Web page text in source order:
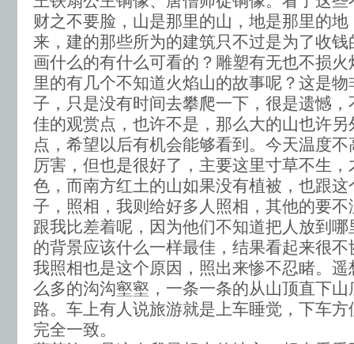
财之不要脸，山是那里的山，地是那里的
来，建的那些所为的建筑只不过是为了收
画什么的有什么可看的？雕塑有无也不损
里的有几个不知道火焰山的故事呢？这是
子，只是没有时间去攀爬一下，很是遗憾
佳的观赏点，也许不是，那么大的山也许
点，希望以后有机会能够看到。今天温度
厉害，但也是很好了，主要这里寸草不生
色，而南方红土的山如果没有植被，也跟
子，照相，我则给好多人照相，其他的要
跟我比差着呢，因为他们不知道把人放到
的背景应该什么一样最佳，结果看起来很
我照相也是这个原因，照出来惨不忍睹。
么多的沟沟壑壑，一条一条的从山顶直下
路。车上有人说旅游就是上车睡觉，下车
完全一致。